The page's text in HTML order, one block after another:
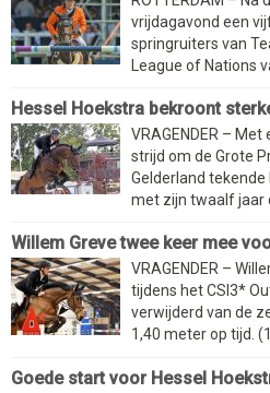
vrijdagavond een
springruiters van
League of Nations
Hessel Hoekstra bekroont
VRAGENDER –
strijd om de Grote
Gelderland
met zijn twaalf jaar
Willem Greve twee keer mee
VRAGENDER –
tijdens het CSI3*
verwijderd van de
1,40 meter op tijd.
Goede start voor Hessel